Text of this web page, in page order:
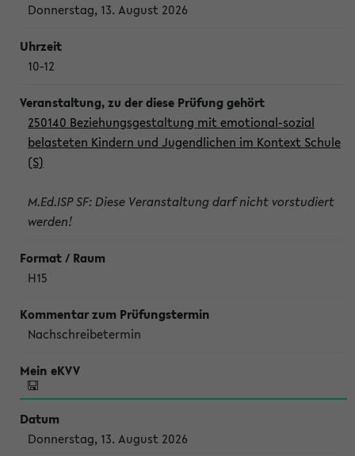
Donnerstag, 13. August 2026
10-12
250140 Beziehungsgestaltung mit emotional-sozial
belasteten Kindern und Jugendlichen im Kontext Schule
(S)
M.Ed.ISP SF: Diese Veranstaltung darf nicht vorstudiert
werden!
H15
Nachschreibetermin
Donnerstag, 13. August 2026